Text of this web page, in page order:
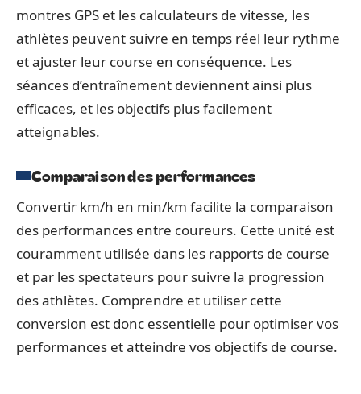
montres GPS et les calculateurs de vitesse, les
athlètes peuvent suivre en temps réel leur rythme
et ajuster leur course en conséquence. Les
séances d’entraînement deviennent ainsi plus
efficaces, et les objectifs plus facilement
atteignables.
Comparaison des performances
Convertir km/h en min/km facilite la comparaison
des performances entre coureurs. Cette unité est
couramment utilisée dans les rapports de course
et par les spectateurs pour suivre la progression
des athlètes. Comprendre et utiliser cette
conversion est donc essentielle pour optimiser vos
performances et atteindre vos objectifs de course.